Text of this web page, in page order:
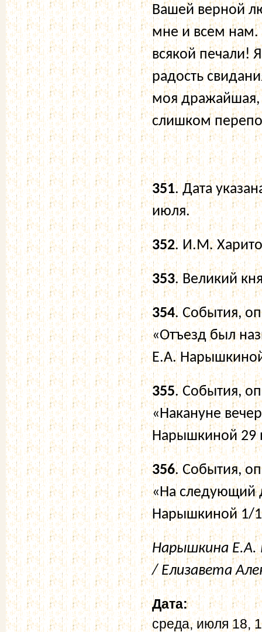
Вашей верной
мне и всем нам.
всякой печали!
радость
моя дражайшая,
слишком
351. Дата
июля.
352. И.М.
353. Великий
354. События,
«Отъезд был
Е.А. Нарышкиной
355. События,
«Накануне
Нарышкиной 29
356. События,
«На следующий
Нарышкиной 1/
Нарышкина Е.А.
/ Елизавета
Дата:
среда, июля 18,